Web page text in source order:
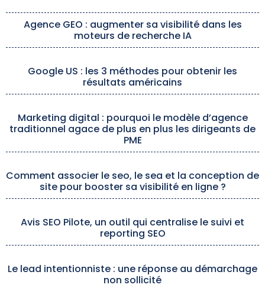
Agence GEO : augmenter sa visibilité dans les
moteurs de recherche IA
Google US : les 3 méthodes pour obtenir les
résultats américains
Marketing digital : pourquoi le modèle d’agence
traditionnel agace de plus en plus les dirigeants de
PME
Comment associer le seo, le sea et la conception de
site pour booster sa visibilité en ligne ?
Avis SEO Pilote, un outil qui centralise le suivi et
reporting SEO
Le lead intentionniste : une réponse au démarchage
non sollicité